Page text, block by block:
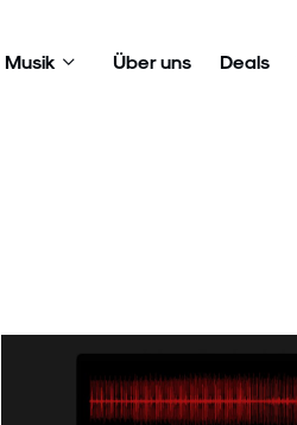
Musik Über uns Deals